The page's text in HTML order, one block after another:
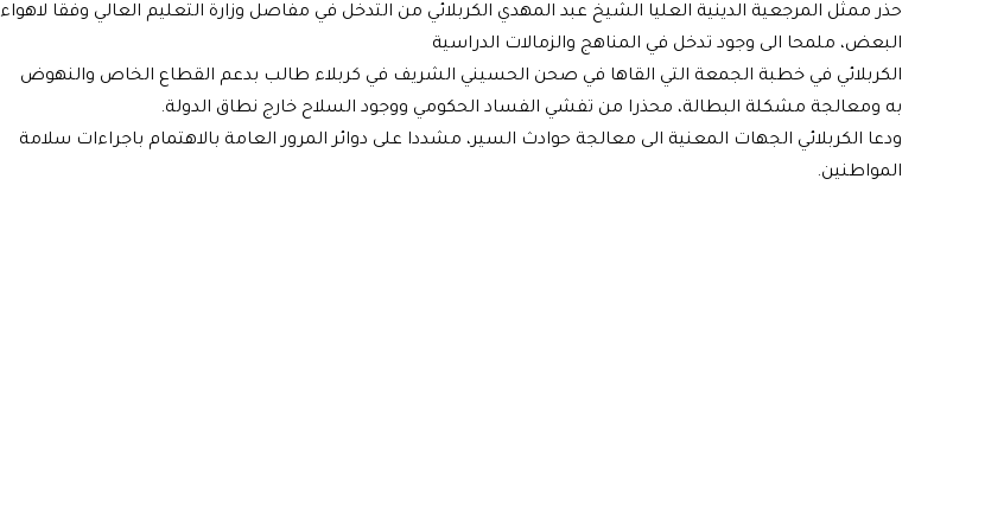
حذر ممثل المرجعية الدينية العليا الشيخ عبد المهدي الكربلائي من التدخل في مفاصل وزارة التعليم العالي وفقا لاهواء
البعض، ملمحا الى وجود تدخل في المناهج والزمالات الدراسية
الكربلائي في خطبة الجمعة التي القاها في صحن الحسيني الشريف في كربلاء طالب بدعم القطاع الخاص والنهوض
به ومعالجة مشكلة البطالة، محذرا من تفشي الفساد الحكومي ووجود السلاح خارج نطاق الدولة.
ودعا الكربلائي الجهات المعنية الى معالجة حوادث السير، مشددا على دوائر المرور العامة بالاهتمام باجراءات سلامة
المواطنين.